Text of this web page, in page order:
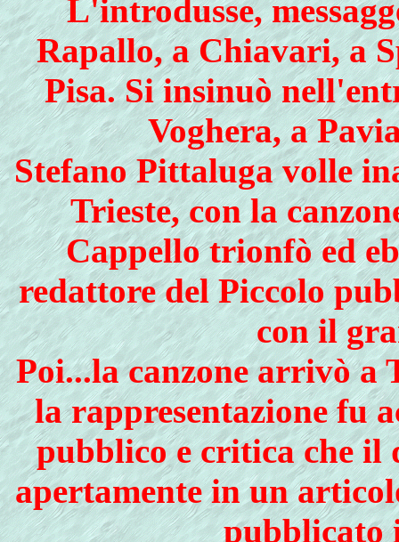
L'introdusse,
Rapallo, a Chiavari, a
Pisa. Si insinuò
Voghera, a
Stefano Pittaluga volle
Trieste, con la
Cappello trionfò ed
redattore del Piccolo
con il
Poi...la canzone arrivò a
la rappresentazione fu
pubblico e critica che
apertamente in un
pubblicato